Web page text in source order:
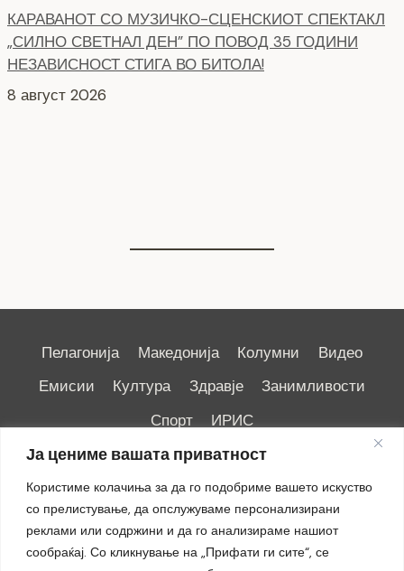
Ја цениме вашата приватност
Користиме колачиња за да го подобриме вашето искуство
со прелистување, да опслужуваме персонализирани
реклами или содржини и да го анализираме нашиот
сообраќај. Со кликнување на „Прифати ги сите“, се
КАРАВАНОТ СО МУЗИЧКО-СЦЕНСКИОТ СПЕКТАКЛ
„СИЛНО СВЕТНАЛ ДЕН” ПО ПОВОД 35 ГОДИНИ
НЕЗАВИСНОСТ СТИГА ВО БИТОЛА!
8 август 2026
Пелагонија Македонија Колумни
Видео
Емисии
Култура Здравје
Занимливости
Спорт
ИРИС
Импресум|Маркетинг